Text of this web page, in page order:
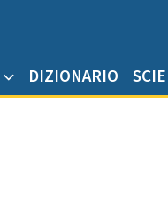
DIZIONARIO